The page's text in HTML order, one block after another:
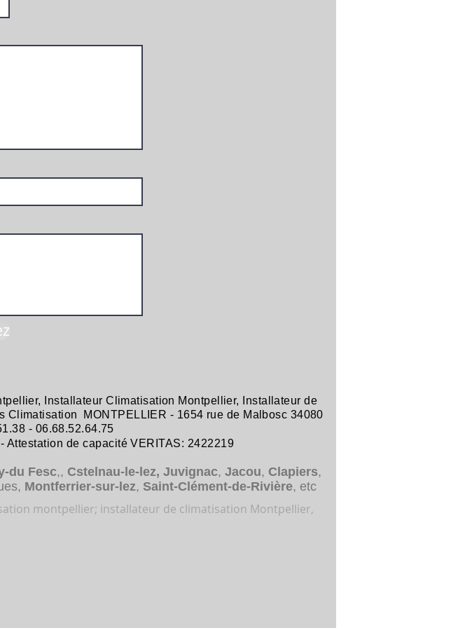
, Installateur Climatisation Montpellier,
Installateur de
Climatisation MONTPELLIER - 1654 rue de Malbosc 34080
- 06.68.52.64.75
de capacité VERITAS: 2422219
du Fesc,, Cstelnau-le-lez, Juvignac, Jacou, Clapiers,
Montferrier-sur-lez, Saint-Clément-de-Rivière, etc
montpellier; installateur de climatisation Montpellier,